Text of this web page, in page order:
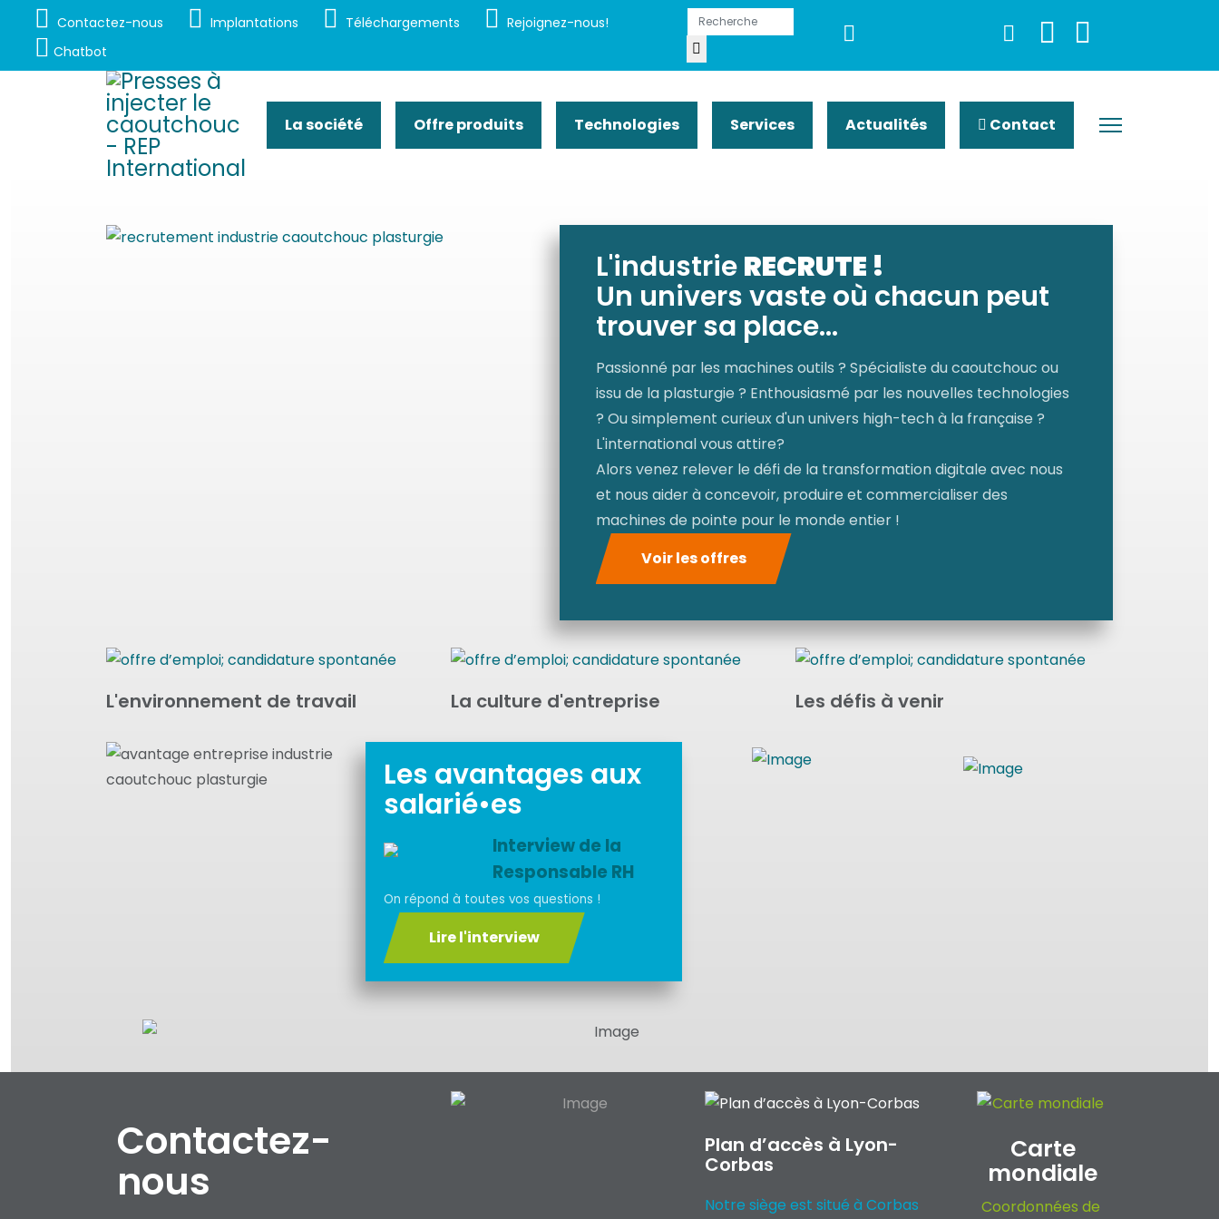
Contactez-nous Implantations Téléchargements
Rejoignez-nous!
Chatbot
La société Offre produits Technologies Services Actualités Contact
L'industrieRECRUTE !
Un univers vaste où chacun peut
trouver sa place...
Passionné par les machines outils ? Spécialiste du caoutchouc ou
issu de la plasturgie ? Enthousiasmé par les nouvelles technologies
? Ou simplement curieux d'un univers high-tech à la française ?
L'international vous attire?
Alors venez relever le défi de la transformation digitale avec nous
et nous aider à concevoir, produire et commercialiser des
machines de pointe pour le monde entier !
Voir les offres
L'environnement de travail La culture d'entreprise Les défis à venir
Les avantages aux
salarié•es
Interview de la
Responsable RH
On répond à toutes vos questions !
Lire l'interview
Contactez-
nous
Plan d’accès à Lyon-
Corbas
Notre siège est situé à Corbas
Carte
mondiale
Coordonnées de